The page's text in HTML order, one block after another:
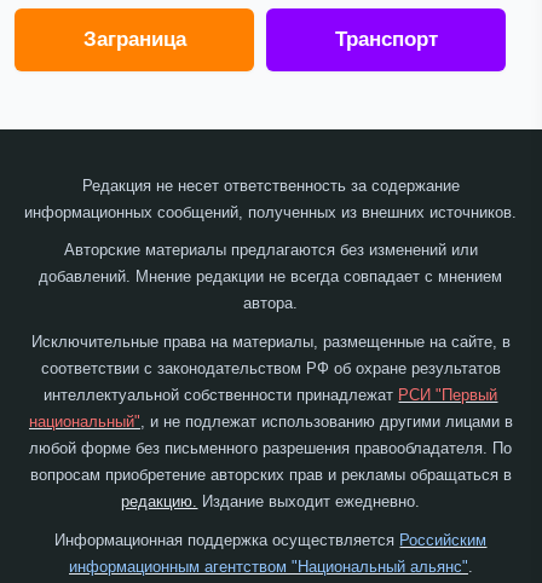
Заграница Транспорт
Редакция не несет ответственность за содержание
информационных сообщений, полученных из внешних источников.
Авторские материалы предлагаются без изменений или
добавлений. Мнение редакции не всегда совпадает с мнением
автора.
Исключительные права на материалы, размещенные на сайте, в
соответствии с законодательством РФ об охране результатов
интеллектуальной собственности принадлежат РСИ "Первый
национальный", и не подлежат использованию другими лицами в
любой форме без письменного разрешения правообладателя. По
вопросам приобретение авторских прав и рекламы обращаться в
редакцию. Издание выходит ежедневно.
Информационная поддержка осуществляется Российским
информационным агентством "Национальный альянс"